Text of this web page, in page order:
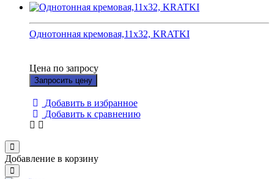
Однотонная кремовая,11x32, KRATKI
Цена по запросу
Запросить цену
Добавить в избранное
Добавить к сравнению
Добавление в корзину